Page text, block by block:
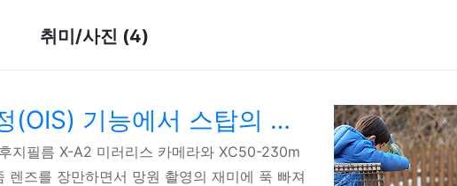
취미/사진 (4)
카메라 렌즈의 손떨림 보정(OIS) 기능에서 스탑의 의미
지필름 X-A2 미러리스 카메라와 XC50-230m
즈를 장만하면서 망원 촬영의 재미에 푹 빠져